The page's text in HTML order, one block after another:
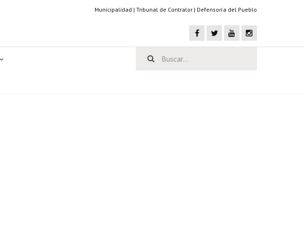
Municipalidad | Tribunal de Contralor | Defensoría del Pueblo